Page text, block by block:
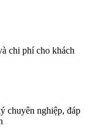
chi phí cho khách
chuyên nghiệp, đáp